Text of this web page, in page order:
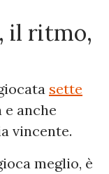
il ritmo,
sette
e anche
vincente.
meglio, è